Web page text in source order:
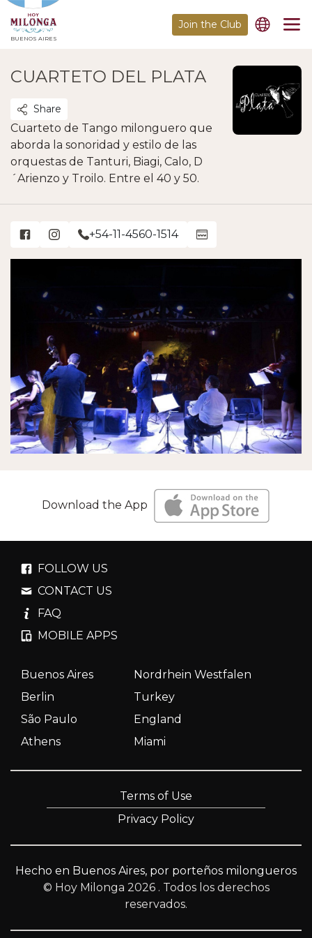
BUENOS AIRES
Join the Club
CUARTETO DEL PLATA
Share
Cuarteto de Tango milonguero que
aborda la sonoridad y estilo de las
orquestas de Tanturi, Biagi, Calo, D
´Arienzo y Troilo. Entre el 40 y 50.
+54-11-4560-1514
Download the App
FOLLOW US
CONTACT US
FAQ
MOBILE APPS
Buenos Aires
Nordrhein Westfalen
Berlin
Turkey
São Paulo
England
Athens
Miami
Terms of Use
Privacy Policy
Hecho en Buenos Aires, por porteños milongueros
© Hoy Milonga 2026 . Todos los derechos
reservados.